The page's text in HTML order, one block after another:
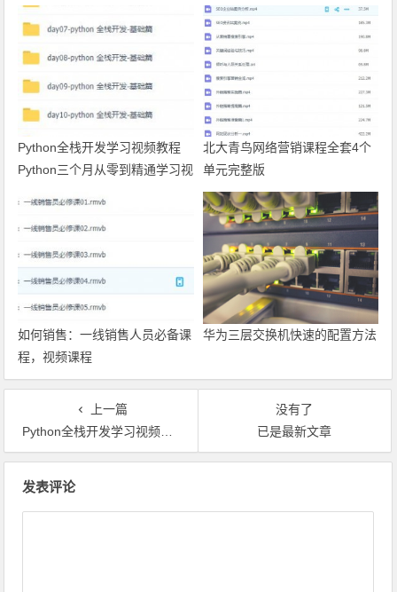
Python全栈开发学习视频教程
Python三个月从零到精通学习视
北大青鸟网络营销课程全套4个
单元完整版
如何销售：一线销售人员必备课
程，视频课程
华为三层交换机快速的配置方法
上一篇
Python全栈开发学习视频教程 Python三个月从零到精通学习视频
没有了
已是最新文章
发表评论